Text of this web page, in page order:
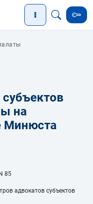
на
Минюста
85
адвокатов субъектов